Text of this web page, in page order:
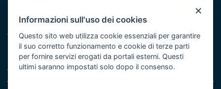
Protezione civile
Vai al sito di Protezione Civile Puglia
Iniziativa finanziata con risorse del POR Puglia 2014/2020 -
Asse XI
×
Informazioni sull'uso dei cookies
Questo sito web utilizza cookie essenziali per garantire
il suo corretto funzionamento e cookie di terze parti
per fornire servizi erogati da portali esterni. Questi
ultimi saranno impostati solo dopo il consenso.